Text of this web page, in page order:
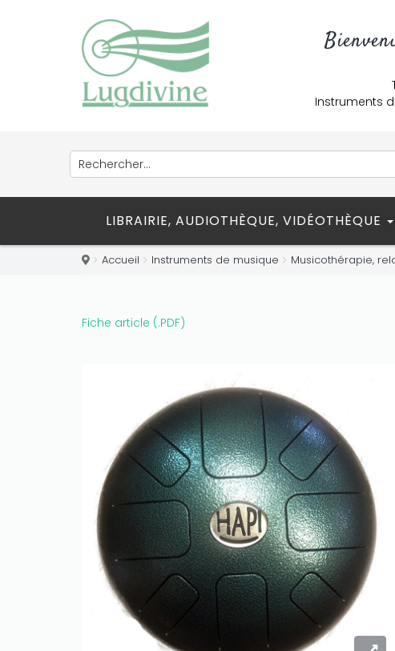
Instruments
LIBRAIRIE, AUDIOTHÈQUE, VIDÉOTHÈQUE
Accueil Instruments de musique Musicothérapie,
Fiche article (.PDF)
Only play atJoo casino
if you really
want to win a huge amount on your
credits!